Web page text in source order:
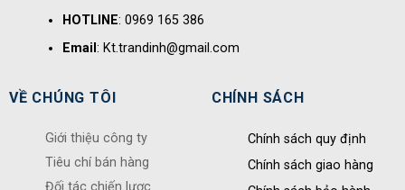
HOTLINE: 0969 165 386
Email : Kt.trandinh@gmail.com
VỀ CHÚNG TÔI
Giới thiệu công ty
Tiêu chí bán hàng
Đối tác chiến lược
CHÍNH SÁCH
Chính sách quy định
Chính sách giao hàng